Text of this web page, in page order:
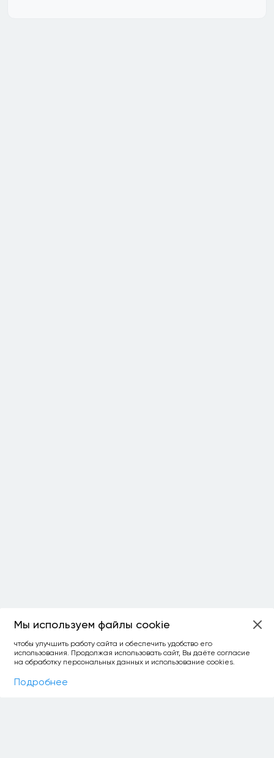
Фильтры
Мы используем файлы cookie
чтобы улучшить работу сайта и обеспечить удобство его
использования. Продолжая использовать сайт, Вы даёте согласие
на обработку персональных данных и использование cookies.
Подробнее
ОСТАЛОСЬ:
уточнить фильтр сравнить топ-3
спросить ИИ